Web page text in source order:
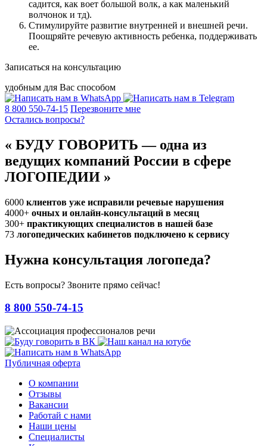
садится, как воет большой волк, а как маленький
волчонок и тд).
Стимулируйте развитие внутренней и внешней речи.
Поощряйте речевую активность ребенка, поддерживать
ее.
Записаться на консультацию
удобным для Вас способом
8 800 550-74-15 Перезвоните мне
Остались вопросы?
« БУДУ ГОВОРИТЬ — одна из
ведущих компаний России в сфере
ЛОГОПЕДИИ »
6000 клиентов уже исправили речевые нарушения
4000+ очных и онлайн-консультаций в месяц
300+ практикующих специалистов в нашей базе
73 логопедических кабинетов подключено к сервису
Нужна консультация логопеда?
Есть вопросы? Звоните прямо сейчас!
8 800 550-74-15
Публичная оферта
О компании
Отзывы
Вакансии
Работай с нами
Наши цены
Специалисты